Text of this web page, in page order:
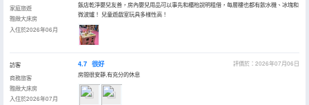
家庭旅遊
雅緻大床房
入住於2026年06月
飯店乾淨嬰兒友善，房內嬰兒用品可以事先和櫃枱說明租借，每層樓也都有飲水機、冰塊和
微波爐！ 兒童遊戲室玩具多樣性高！
訪客
商務旅客
雅緻大床房
入住於2026年07月
4.7 很好
評價於：2026年07月06日
房間很安靜,有充分的休息